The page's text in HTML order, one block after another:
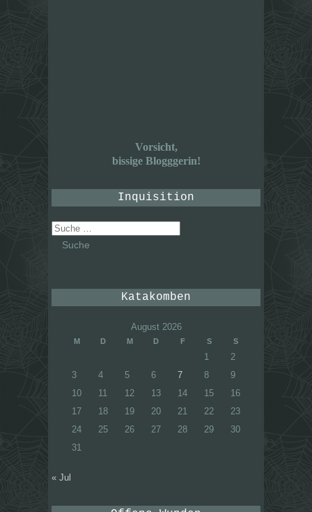
Vorsicht,
bissige Blogggerin!
Inquisition
Suche
nach:
Katakomben
August 2026
M D M D F S S
1
2
3
4 5 6 7 8
9
10
11 12 13 14 15
16
17
18 19 20 21 22
23
24
25 26 27 28 29
30
31
« Jul